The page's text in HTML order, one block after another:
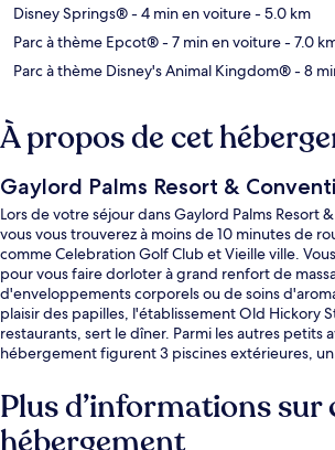
Disney Springs®- 4 min en voiture- 5.0 km
Parc à thème Epcot®- 7 min en voiture- 7.0
Parc à thème Disney's Animal Kingdom®- 8
À propos de cet
Gaylord Palms Resort &
Lors de votre séjour dans Gaylord Palms Resort
vous vous trouverez à moins de 10 minutes de
comme Celebration Golf Club et Vieille ville.
pour vous faire dorloter à grand renfort de
d'enveloppements corporels ou de soins
plaisir des papilles, l'établissement Old Hickory
restaurants, sert le dîner. Parmi les autres petits
hébergement figurent 3 piscines extérieures,
attentionné remportent un franc succès auprès
Plus d’informations sur